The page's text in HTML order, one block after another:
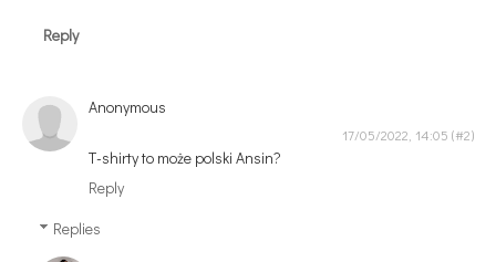
Reply
Anonymous
17/05/2022, 14:05
T-shirty to może polski Ansin?
Reply
Replies